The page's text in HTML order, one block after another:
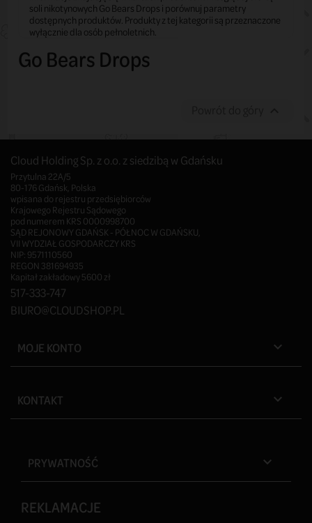
soli nikotynowych Go Bears Drops i porównuj parametry
dostępnych produktów. Produkty z tej kategorii są przeznaczone
wyłącznie dla osób pełnoletnich.
Go Bears Drops
Cloud Holding Sp. z o.o. z siedzibą w Gdańsku
Przytulna 22A/5
80-176 Gdańsk, Polska
wpisana do rejestru przedsiębiorców
Krajowego Rejestru Sądowego
pod numerem KRS 0000998700
SĄD REJONOWY GDAŃSK - PÓŁNOC W GDAŃSKU,
VII WYDZIAŁ GOSPODARCZY KRS
NIP: 9571110560
REGON 381694935
Kapitał zakładowy 5600 zł
517-333-747
BIURO@CLOUDSHOP.PL
MOJE KONTO 
KONTAKT 
PRYWATNOŚĆ 
REKLAMACJE